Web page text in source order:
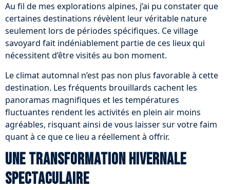
Au fil de mes explorations alpines, j’ai pu constater que
certaines destinations révèlent leur véritable nature
seulement lors de périodes spécifiques. Ce village
savoyard fait indéniablement partie de ces lieux qui
nécessitent d’être visités au bon moment.
Le climat automnal n’est pas non plus favorable à cette
destination. Les fréquents brouillards cachent les
panoramas magnifiques et les températures
fluctuantes rendent les activités en plein air moins
agréables, risquant ainsi de vous laisser sur votre faim
quant à ce que ce lieu a réellement à offrir.
Une transformation hivernale
spectaculaire